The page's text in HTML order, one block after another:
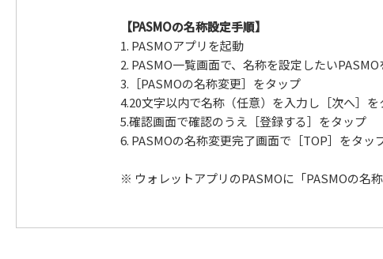
【PASMOの名称設定手順】
1. PASMOアプリを起動
2. PASMO一覧画面で、名称を設定したい
3.［PASMOの名称変更］をタップ
4.20文字以内で名称（任意）を入力し［次へ］を
5.確認画面で確認のうえ［登録する］をタップ
6. PASMOの名称変更完了画面で［TOP］をタッ
※ ウォレットアプリのPASMOに「PASMOの名